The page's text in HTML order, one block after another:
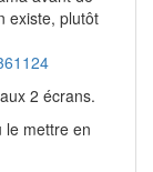
existe, plutôt
2 écrans.
mettre en